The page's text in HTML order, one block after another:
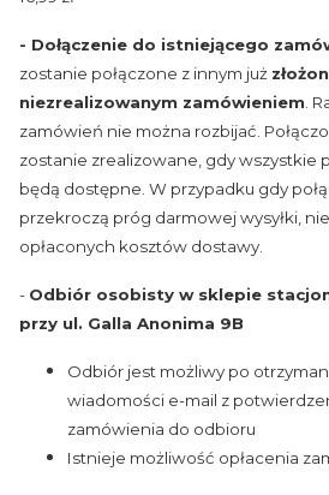
- Dołączenie do istniejącego
zostanie połączone z innym już
niezrealizowanym zamówieniem .
zamówień nie można rozbijać.
zostanie zrealizowane, gdy wszystkie
będą dostępne. W przypadku gdy
przekroczą próg darmowej wysyłki,
opłaconych kosztów dostawy.
- Odbiór osobisty w sklepie
przy ul. Galla Anonima 9B
Odbiór jest możliwy po
wiadomości e-mail z
zamówienia do odbioru
Istnieje możliwość opłacenia